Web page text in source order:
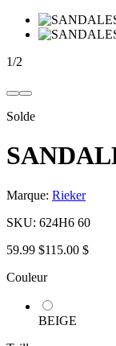
1/2
Solde
Marque: Rieker
SKU: 624H6 60
59.99 $115.00 $
Couleur
BEIGE